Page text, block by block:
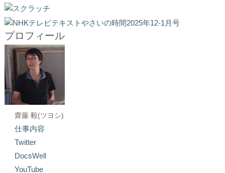
プロフィール
齋藤 毅(ツヨシ)
仕事内容
Twitter
DocsWell
YouTube